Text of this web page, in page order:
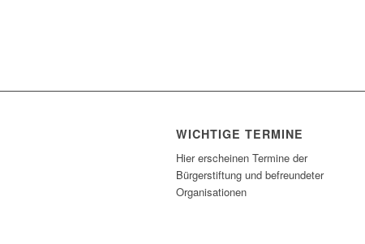
WICHTIGE TERMINE
Hier erscheinen Termine der
Bürgerstiftung und befreundeter
Organisationen